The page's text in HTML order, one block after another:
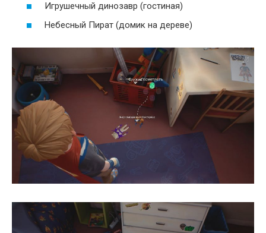
Игрушечный динозавр (гостиная)
Небесный Пират (домик на дереве)